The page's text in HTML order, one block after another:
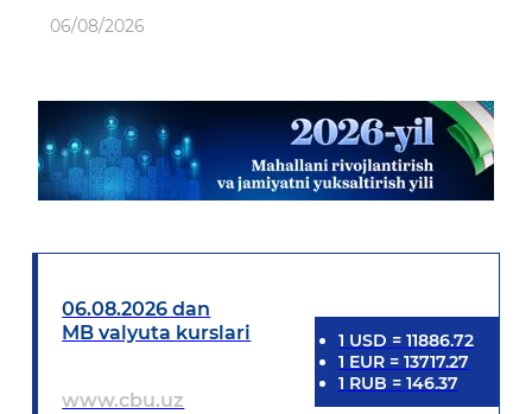
06/08/2026
06.08.2026 dan
MB valyuta kurslari
www.cbu.uz
1 USD = 11886.72
1 EUR= 13717.27
1 RUB = 146.37